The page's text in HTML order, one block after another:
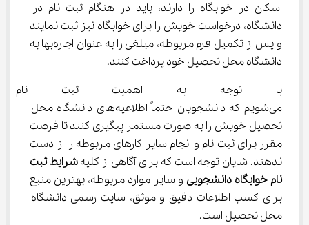
اسکان در خوابگاه را دارند، باید در هنگام ثبت نام در
دانشگاه، درخواست خویش را برای خوابگاه نیز ثبت نمایند
و پس از تکمیل فرم مربوطه، مبلغی را به عنوان اجاره‌بها به
دانشگاه محل تحصیل خود پرداخت کنند.
با توجه به اهمیت ثبت نام
می‌شویم که دانشجویان حتماً اطلاعیه‌های دانشگاه محل
مقرر برای ثبت نام و انجام سایر کارهای مربوطه را از دست
ندهند. شایان توجه است که برای آگاهی از کلیه شرایط ثبت
نام خوابگاه دانشجویی و سایر موارد مربوطه، بهترین منبع
برای کسب اطلاعات دقیق و موثق، سایت رسمی دانشگاه
محل تحصیل است.